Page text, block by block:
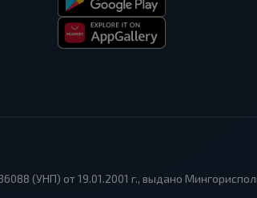
(УНП) от 19.01.2001 г., выдано